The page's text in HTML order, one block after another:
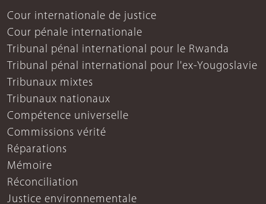
Cour internationale de justice
Cour pénale internationale
Tribunal pénal international pour le Rwanda
Tribunal pénal international pour l'ex-Yougoslavie
Tribunaux mixtes
Tribunaux nationaux
Compétence universelle
Commissions vérité
Réparations
Mémoire
Réconciliation
Justice environnementale